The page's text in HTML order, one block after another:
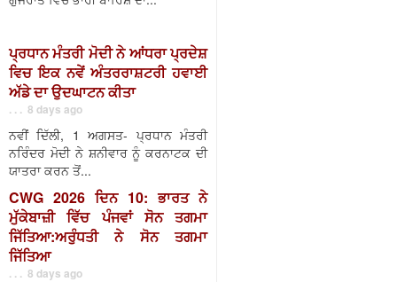
ਪ੍ਰਧਾਨ ਮੰਤਰੀ ਮੋਦੀ ਨੇ ਆਂਧਰਾ ਪ੍ਰਦੇਸ਼
ਵਿਚ ਇਕ ਨਵੇਂ ਅੰਤਰਰਾਸ਼ਟਰੀ ਹਵਾਈ
ਅੱਡੇ ਦਾ ਉਦਘਾਟਨ ਕੀਤਾ
. . . 8 days ago
ਨਵੀਂ ਦਿੱਲੀ, 1 ਅਗਸਤ- ਪ੍ਰਧਾਨ ਮੰਤਰੀ
ਨਰਿੰਦਰ ਮੋਦੀ ਨੇ ਸ਼ਨੀਵਾਰ ਨੂੰ ਕਰਨਾਟਕ ਦੀ
ਯਾਤਰਾ ਕਰਨ ਤੋਂ...
CWG 2026 ਦਿਨ 10: ਭਾਰਤ ਨੇ
ਮੁੱਕੇਬਾਜ਼ੀ ਵਿੱਚ ਪੰਜਵਾਂ ਸੋਨ ਤਗਮਾ
ਜਿੱਤਿਆ:ਅਰੁੰਧਤੀ ਨੇ ਸੋਨ ਤਗਮਾ
ਜਿੱਤਿਆ
. . . 8 days ago